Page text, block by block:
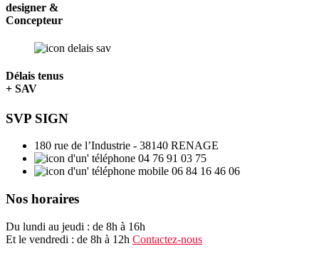
designer &
Concepteur
Délais tenus
+ SAV
SVP SIGN
180 rue de l’Industrie - 38140 RENAGE
04 76 91 03 75
06 84 16 46 06
Nos horaires
Du lundi au jeudi : de 8h à 16h
Et le vendredi : de 8h à 12h Contactez-nous